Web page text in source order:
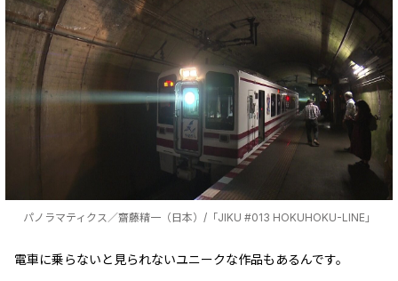
パノラマティクス／齋藤精一（日本）/「JIKU #013 HOKUHOKU-LINE」
電車に乗らないと見られないユニークな作品もあるんです。